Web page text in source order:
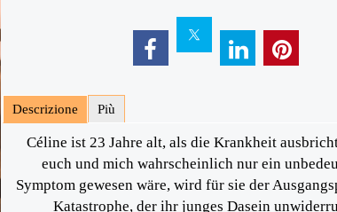
Descrizione Più
Céline ist 23 Jahre alt, als die Krankheit
euch und mich wahrscheinlich nur ein
Symptom gewesen wäre, wird für sie der
Katastrophe, der ihr junges Dasein